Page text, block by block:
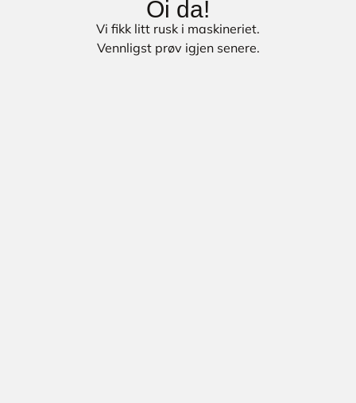
Oi da!
Vi fikk litt rusk i maskineriet.
Vennligst prøv igjen senere.